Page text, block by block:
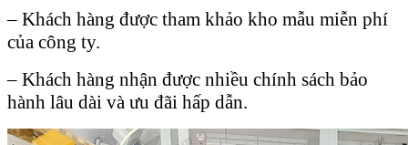
– Khách hàng được tham khảo kho mẫu miễn phí
của công ty.
– Khách hàng nhận được nhiều chính sách bảo
hành lâu dài và ưu đãi hấp dẫn.